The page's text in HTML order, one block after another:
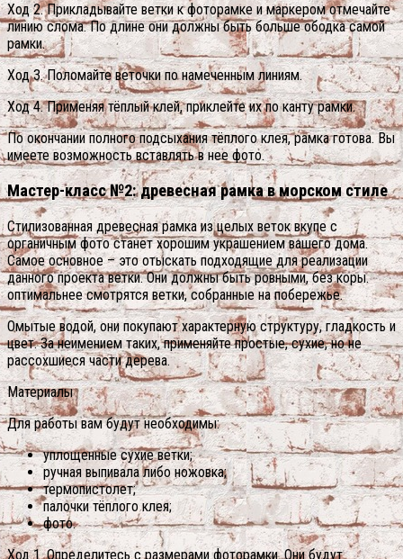
Ход 2. Прикладывайте ветки к фоторамке и маркером отмечайте
линию слома. По длине они должны быть больше ободка самой
рамки.
Ход 3. Поломайте веточки по намеченным линиям.
Ход 4. Применяя тёплый клей, приклейте их по канту рамки.
По окончании полного подсыхания тёплого клея, рамка готова.Вы
имеете возможность вставлять в нее фото.
Мастер-класс №2: древесная рамка в морском стиле
Стилизованная древесная рамка из целых веток вкупе с
органичным фото станет хорошим украшением вашего дома.
Самое основное – это отыскать подходящие для реализации
данного проекта ветки. Они должны быть ровными, без коры.
оптимальнее смотрятся ветки, собранные на побережье.
Омытые водой, они покупают характерную структуру, гладкость и
цвет. За неимением таких, применяйте простые, сухие, но не
рассохшиеся части дерева.
Материалы
Для работы вам будут необходимы:
уплощенные сухие ветки;
ручная выпивала либо ножовка;
термопистолет;
палочки тёплого клея;
фото.
Ход 1. Определитесь с размерами фоторамки. Они будут